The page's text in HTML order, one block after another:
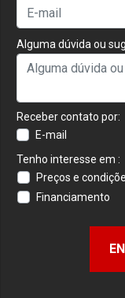
Alguma dúvida ou
Receber contato por:
E-mail
Tenho interesse em :
Preços e
Financiamento